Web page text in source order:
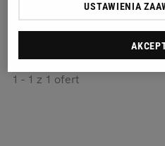
Ogłoszenie aktualne od2026-07-27
1 - 1 z 1 ofert
USTAWIENIA